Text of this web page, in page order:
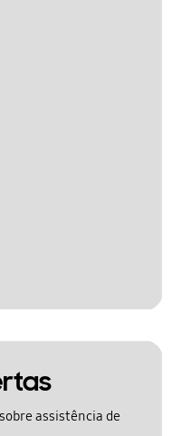
assistência de